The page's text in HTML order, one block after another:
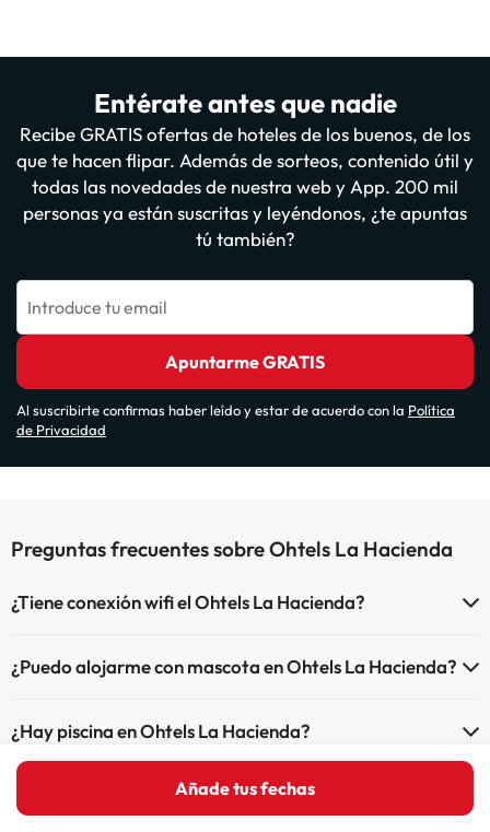
Añade tus fechas
Entérate antes que nadie
Recibe GRATIS ofertas de hoteles de los buenos, de los
que te hacen flipar. Además de sorteos, contenido útil y
todas las novedades de nuestra web y App. 200 mil
personas ya están suscritas y leyéndonos, ¿te apuntas
tú también?
Introduce tu email
Apuntarme GRATIS
Al suscribirte confirmas haber leído y estar de acuerdo con la Política
de Privacidad
Preguntas frecuentes sobre Ohtels La Hacienda
¿Tiene conexión wifi el Ohtels La Hacienda?
¿Puedo alojarme con mascota en Ohtels La Hacienda?
¿Hay piscina en Ohtels La Hacienda?
Sí, Ohtels La Hacienda tiene piscina (este servicio puede ser de
pago) Aquí tienes más info sobre la piscina y otras instalaciones.
¿Qué puedo hacer en Ohtels La Hacienda?